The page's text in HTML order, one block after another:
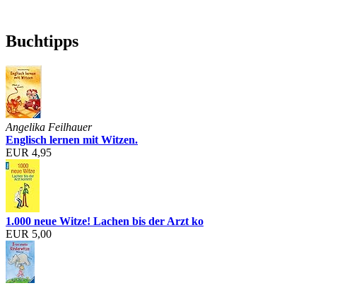
Buchtipps
Angelika Feilhauer
Englisch lernen mit Witzen.
EUR 4,95
1.000 neue Witze! Lachen bis der Arzt ko
EUR 5,00